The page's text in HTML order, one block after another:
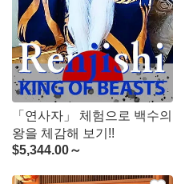
「연사자」 체험으로 백수의
왕을 체감해 보기!!
$5,344.00～